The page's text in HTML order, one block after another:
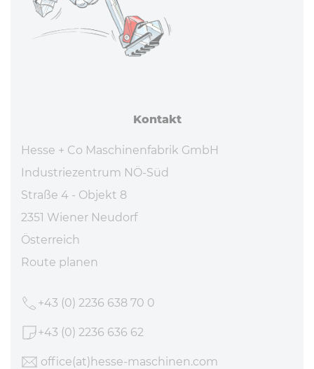
Kontakt
Hesse + Co Maschinenfabrik GmbH
Industriezentrum NÖ-Süd
Straße 4 - Objekt 8
2351 Wiener Neudorf
Österreich
Route planen
+43 (0) 2236 638 70 0
+43 (0) 2236 636 62
office(at)hesse-maschinen.com